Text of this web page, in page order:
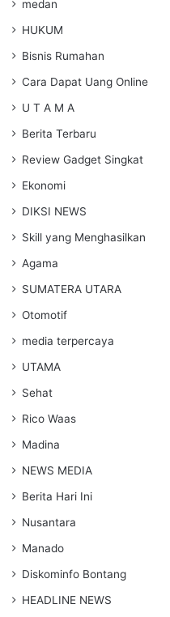
medan
HUKUM
Bisnis Rumahan
Cara Dapat Uang Online
U T A M A
Berita Terbaru
Review Gadget Singkat
Ekonomi
DIKSI NEWS
Skill yang Menghasilkan
Agama
SUMATERA UTARA
Otomotif
media terpercaya
UTAMA
Sehat
Rico Waas
Madina
NEWS MEDIA
Berita Hari Ini
Nusantara
Manado
Diskominfo Bontang
HEADLINE NEWS